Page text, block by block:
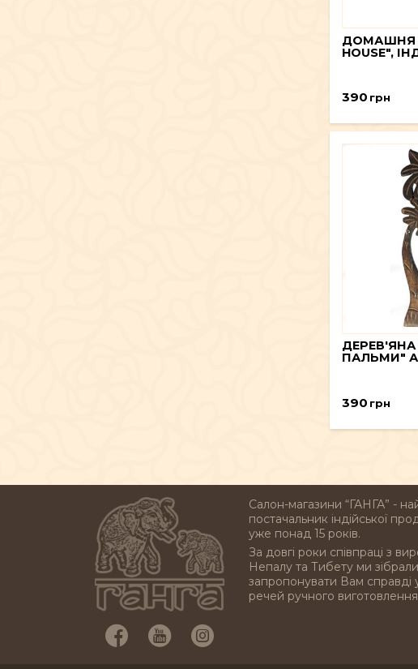
ДОМАШНЯ
HOUSE",
390 грн
ПАЛЬМИ"
390 грн
Салон-магазини “ГАНГА” -
постачальник індійської
уже понад 15 років.
За довгі роки співпраці з
Непалу та Тибету ми
запропонувати Вам справді
речей ручного